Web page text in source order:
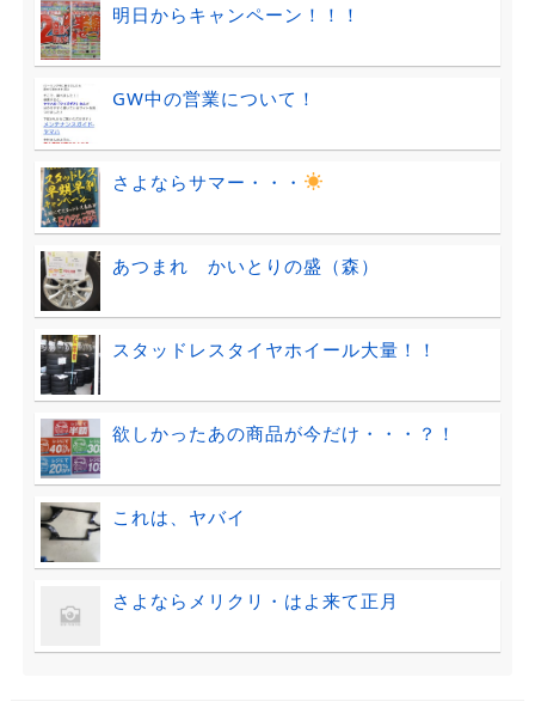
明日からキャンペーン！！！
GW中の営業について！
さよならサマー・・・
あつまれ かいとりの盛（森）
スタッドレスタイヤホイール大量！！
欲しかったあの商品が今だけ・・・？！
これは、ヤバイ
さよならメリクリ・はよ来て正月